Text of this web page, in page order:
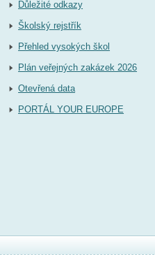
Důležité odkazy
Školský rejstřík
Přehled vysokých škol
Plán veřejných zakázek 2026
Otevřená data
PORTÁL YOUR EUROPE